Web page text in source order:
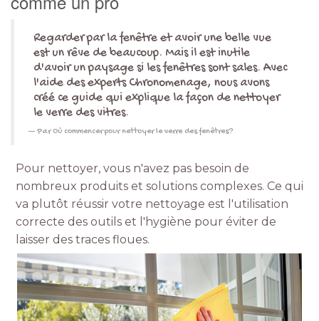
Regarder par la fenêtre et avoir une belle vue
est un rêve de beaucoup. Mais il est inutile
d'avoir un paysage si les fenêtres sont sales. Avec
l'aide des experts Chronomenage, nous avons
créé ce guide qui explique la façon de nettoyer
le verre des vitres.
Par Où commencer pournettoyer le verre des fenêtres?
Pour nettoyer, vous n'avez pas besoin de
nombreux produits et solutions complexes. Ce qui
va plutôt réussir votre nettoyage est l'utilisation
correcte des outils et l'hygiène pour éviter de
laisser des traces floues.